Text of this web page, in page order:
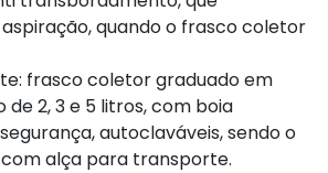
quando o frasco coletor
frasco coletor graduado em
2, 3 e 5 litros, com boia
autoclaváveis, sendo o
alça para transporte.